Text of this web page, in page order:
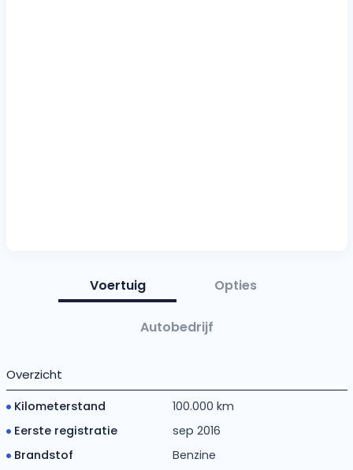
Voertuig Opties
Autobedrijf
Overzicht
Kilometerstand
100.000 km
Eerste registratie
sep 2016
Brandstof
Benzine